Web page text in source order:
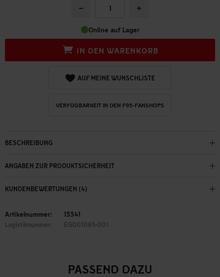
− +
Online auf Lager
IN DEN WARENKORB
AUF MEINE WUNSCHLISTE
VERFÜGBARKEIT IN DEN F95-FANSHOPS
BESCHREIBUNG
ANGABEN ZUR PRODUKTSICHERHEIT
KUNDENBEWERTUNGEN (4)
Artikelnummer: 13341
Logistiknummer: EG001065-001
PASSEND DAZU